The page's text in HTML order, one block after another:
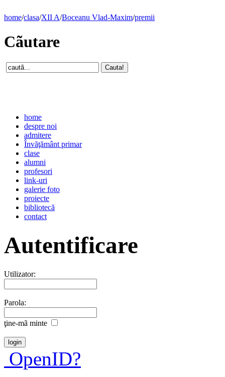
home/clasa/XII A/Boceanu Vlad-Maxim/premii
Cãutare
home
despre noi
admitere
Învăţământ primar
clase
alumni
profesori
link-uri
galerie foto
proiecte
bibliotecă
contact
Autentificare
Utilizator:
Parola:
ţine-mã minte
OpenID?